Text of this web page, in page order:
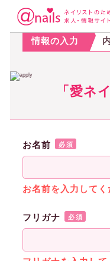
情報の入力
「愛ネ
お名前 必須
お名前を入力してく
フリガナ 必須